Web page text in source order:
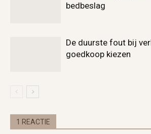
bedbeslag
De duurste fout bij
goedkoop kiezen
1 REACTIE